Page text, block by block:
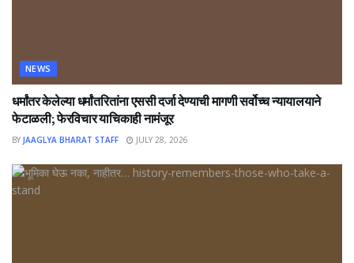
NEWS
धर्मांतर केलेल्या धर्मांतरितांना एससी दर्जा देण्याची मागणी सर्वोच्च न्यायालयाने
फेटाळली; फेरविचार याचिकाही नामंजूर
BY JAAGLYA BHARAT STAFF JULY 28, 2026